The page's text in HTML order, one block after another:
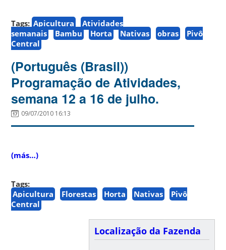
Tags: Apicultura
Atividades
semanais
Bambu Horta Nativas obras
Pivô
Central
(Português (Brasil))
Programação de Atividades,
semana 12 a 16 de julho.
09/07/2010 16:13
(más…)
Tags:
Apicultura
Florestas Horta Nativas
Pivô
Central
Localização da Fazenda